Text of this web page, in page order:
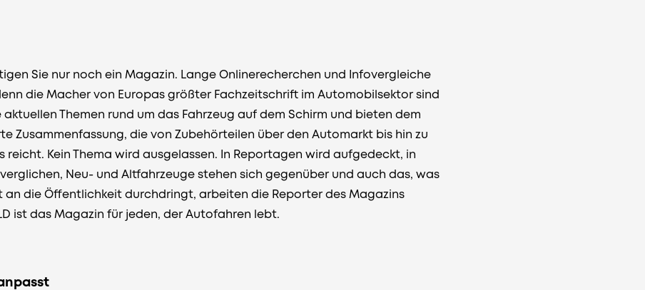
Sie nur noch ein Magazin. Lange Onlinerecherchen und Infovergleiche
die Macher von Europas größter Fachzeitschrift im Automobilsektor sind
aktuellen Themen rund um das Fahrzeug auf dem Schirm und bieten dem
Zusammenfassung, die von Zubehörteilen über den Automarkt bis hin zu
reicht. Kein Thema wird ausgelassen. In Reportagen wird aufgedeckt, in
verglichen, Neu- und Altfahrzeuge stehen sich gegenüber und auch das, was
an die Öffentlichkeit durchdringt, arbeiten die Reporter des Magazins
ist das Magazin für jeden, der Autofahren lebt.